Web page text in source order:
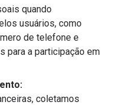
quando
usuários, como
de telefone e
para a participação em
coletamos